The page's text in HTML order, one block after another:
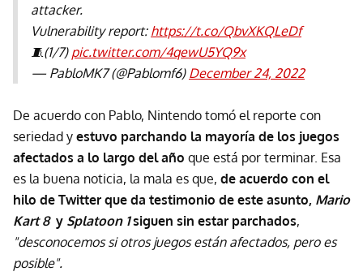
attacker.
Vulnerability report: https://t.co/QbvXKQLeDf
🧵(1/7) pic.twitter.com/4qewU5YQ9x
— PabloMK7 (@Pablomf6) December 24, 2022
De acuerdo con Pablo, Nintendo tomó el reporte con
seriedad y estuvo parchando la mayoría de los juegos
afectados a lo largo del año que está por terminar. Esa
es la buena noticia, la mala es que, de acuerdo con el
hilo de Twitter que da testimonio de este asunto, Mario
Kart 8y Splatoon 1siguen sin estar parchados,
"desconocemos si otros juegos están afectados, pero es
posible".